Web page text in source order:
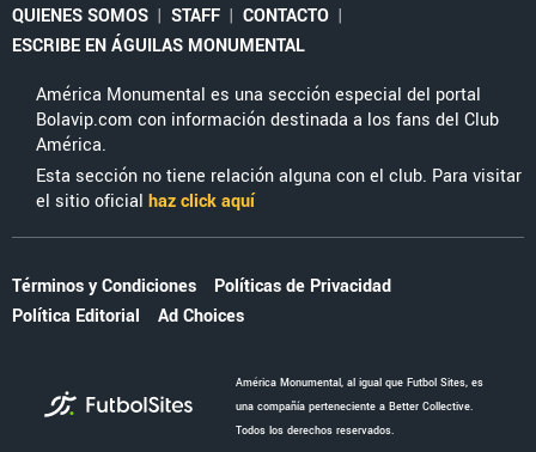
QUIENES SOMOS | STAFF | CONTACTO |
ESCRIBE EN ÁGUILAS MONUMENTAL
América Monumental es una sección especial del portal
Bolavip.com con información destinada a los fans del Club
América.
Esta sección no tiene relación alguna con el club. Para visitar
el sitio oficial haz click aquí
Términos y Condiciones
Políticas de Privacidad
Política Editorial
Ad Choices
América Monumental, al igual que Futbol Sites, es
una compañía perteneciente a Better Collective.
Todos los derechos reservados.